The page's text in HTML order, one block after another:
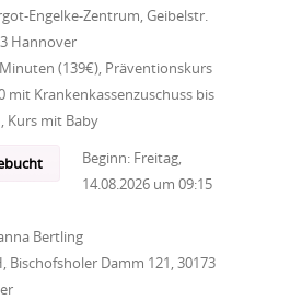
Engelke-Zentrum, Geibelstr.
Hannover
(139€), Präventionskurs
mit Krankenkassenzuschuss bis
Kurs mit Baby
Beginn: Freitag,
14.08.2026 um 09:15
Bertling
Bischofsholer Damm 121, 30173